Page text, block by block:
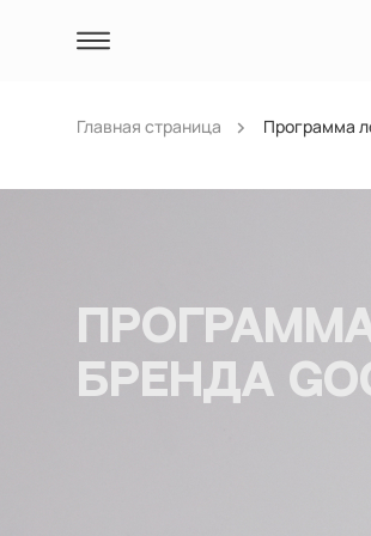
Главная страница Программа
бренда